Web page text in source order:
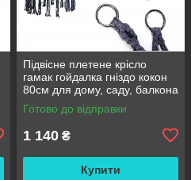
Підвісне плетене крісло
гамак гойдалка гніздо кокон
80см для дому, саду, балкона
та тераси
Готово до відправки
1 140 ₴
Купити